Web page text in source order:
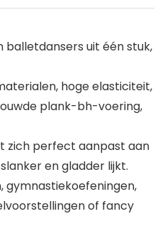
balletdansers uit één stuk,
hoge elasticiteit,
plank-bh-voering,
zich perfect aanpast aan
en gladder lijkt.
gymnastiekoefeningen,
of fancy